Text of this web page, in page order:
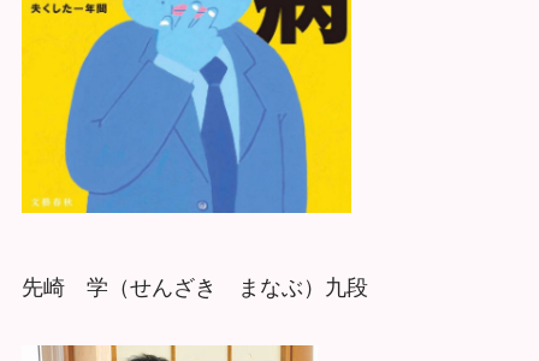
先崎 学（せんざき まなぶ）九段